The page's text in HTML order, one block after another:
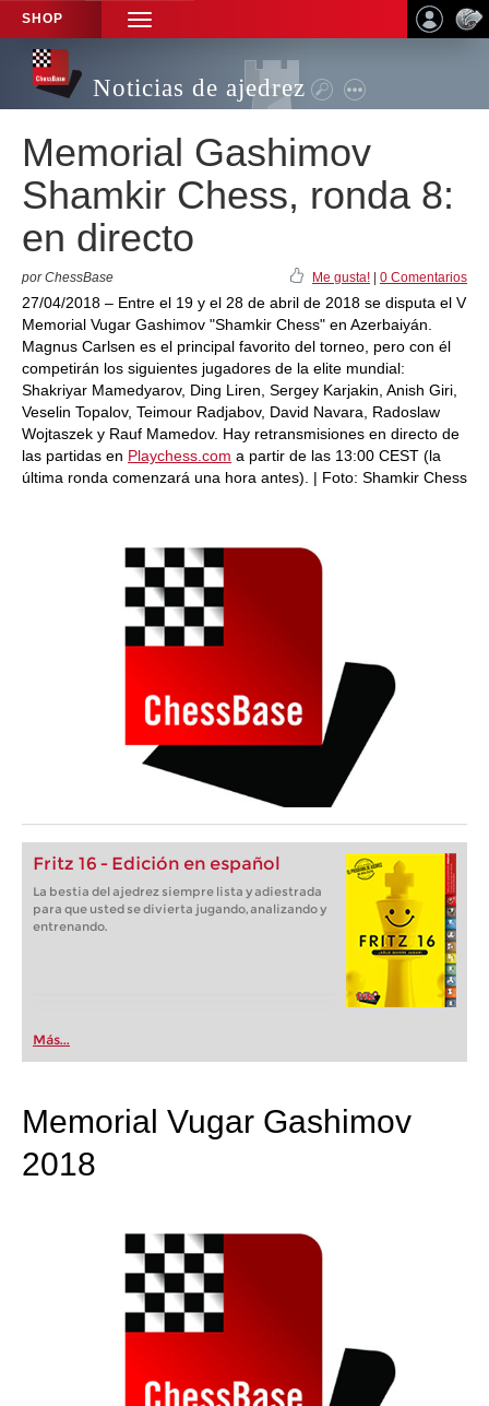
SHOP
TOGGLE
NAVIGATION
Noticias de ajedrez
Memorial Gashimov
Shamkir Chess, ronda 8:
en directo
por ChessBase Me gusta! 0 Comentarios
27/04/2018 – Entre el 19 y el 28 de abril de 2018 se disputa el V
Memorial Vugar Gashimov "Shamkir Chess" en Azerbaiyán.
Magnus Carlsen es el principal favorito del torneo, pero con él
competirán los siguientes jugadores de la elite mundial:
Shakriyar Mamedyarov, Ding Liren, Sergey Karjakin, Anish Giri,
Veselin Topalov, Teimour Radjabov, David Navara, Radoslaw
Wojtaszek y Rauf Mamedov. Hay retransmisiones en directo de
las partidas en Playchess.com a partir de las 13:00 CEST (la
última ronda comenzará una hora antes). | Foto: Shamkir Chess
Fritz 16 - Edición en español
La bestia del ajedrez siempre lista y adiestrada
para que usted se divierta jugando, analizando y
entrenando.
Más...
Memorial Vugar Gashimov
2018